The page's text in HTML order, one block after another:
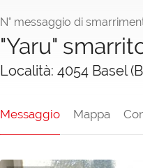
N° messaggio di
"Yaru"
Località: 4054 Basel
Messaggio Mappa